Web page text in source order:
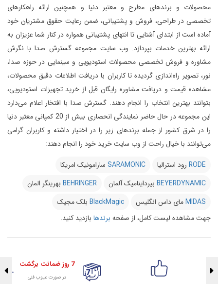
محصولات و برندهای مطرح و معتبر دنیا و همچنین ارائه راهکارهای
تخصصی در طراحی، فروش و پشتیبانی، ضمن رعایت حقوق مشتریان خود
آماده است از ابتدای آشنایی تا انتهای پشتیبانی همواره در کنار شما عزیزان به
ارائه بهترین خدمات بپردازد. وب سایت مجموعه گسترش صدا با نگرش
مشاوره و فروش تخصصی محصولات استودیویی و سینمایی در حوزه صدا،
نور، تصویر راه‌اندازی گردیده تا کاربران با دریافت اطلاعات دقیق محصولات،
مشاهده قیمت و دریافت مشاوره رایگان قبل از خرید تجهیزات استودیویی،
بتوانند بهترین انتخاب را انجام دهند. گسترش صدا با افتخار اعلام می‌دارد
این مجموعه در حال حاضر نمایندگی انحصاری بیش از 20 کمپانی معتبر دنیا
را در شرق کشور از جمله برندهای زیر را در اختیار داشته و کاربران گرامی
می‌توانند با خیال راحت از وب سایت خرید خود را انجام دهند:
RODE رود استرالیا SARAMONIC سارامونیک امریکا
BEYERDYNAMIC بیرداینامیک آلمان BEHRINGER بهرینگر المان
MIDASمای داس انگلیس BlackMagic بلک مجیک
جهت مشاهده لیست کامل، از صفحه برندها بازدید کنید.
7 روز ضمانت برگشت
در صورت عیوب فنی